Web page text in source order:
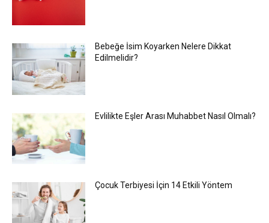
Bebeğe İsim Koyarken Nelere Dikkat
Edilmelidir?
Evlilikte Eşler Arası Muhabbet Nasıl Olmalı?
Çocuk Terbiyesi İçin 14 Etkili Yöntem